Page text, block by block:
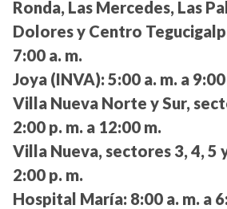
Ronda, Las Mercedes, Las
Dolores y Centro
7:00 a. m.
Joya (INVA): 5:00 a. m. a
Villa Nueva Norte y Sur,
2:00 p. m. a 12:00 m.
Villa Nueva, sectores 3, 4, 5
2:00 p. m.
Hospital María: 8:00 a. m. a